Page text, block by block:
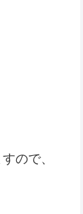
ので、